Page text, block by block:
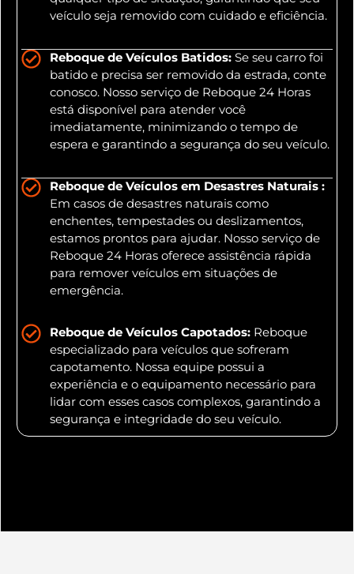
veículo seja removido com cuidado e eficiência.
Reboque de Veículos Batidos: Se seu carro foi
batido e precisa ser removido da estrada, conte
conosco. Nosso serviço de Reboque 24 Horas
está disponível para atender você
imediatamente, minimizando o tempo de
espera e garantindo a segurança do seu veículo.
Reboque de Veículos em Desastres Naturais :
Em casos de desastres naturais como
enchentes, tempestades ou deslizamentos,
estamos prontos para ajudar. Nosso serviço de
Reboque 24 Horas oferece assistência rápida
para remover veículos em situações de
emergência.
Reboque de Veículos Capotados: Reboque
especializado para veículos que sofreram
capotamento. Nossa equipe possui a
experiência e o equipamento necessário para
lidar com esses casos complexos, garantindo a
segurança e integridade do seu veículo.